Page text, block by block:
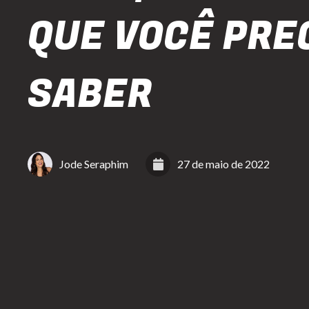
QUE VOCÊ
SABER
Jode Seraphim 27 de maio de 2022